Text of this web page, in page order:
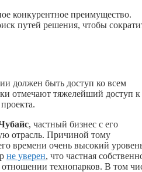
конкурентное преимущество.
путей решения, чтобы
должен быть доступ ко всем
отмечают тяжелейший доступ к
, частный бизнес с его
отрасль. Причиной тому
времени очень высокий
не уверен, что частная
технопарков. В том